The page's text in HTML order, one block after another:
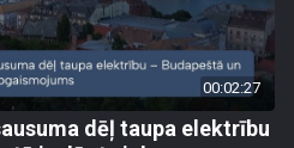
00:02:27
dēļ taupa elektrību